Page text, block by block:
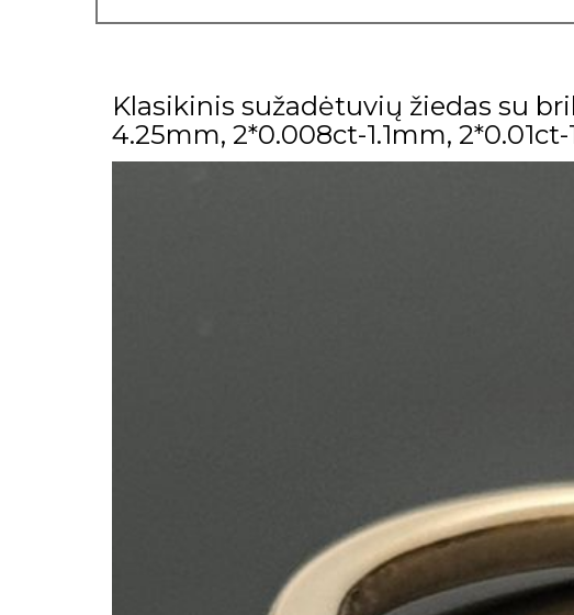
Klasikinis sužadėtuvių žiedas su
4.25mm, 2*0.008ct-1.1mm,